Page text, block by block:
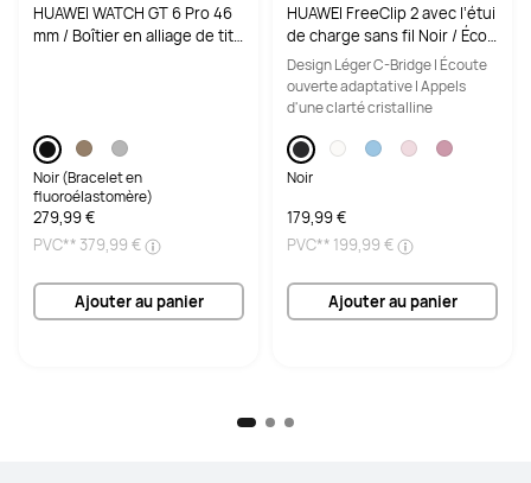
HUAWEI WATCH GT 6 Pro 46
mm / Boîtier en alliage de tita
onctionne avec iOS et Androi
d
Noir (Bracelet en
fluoroélastomère)
279,99 €
PVC** 379,99 €
Ajouter au panier
HUAWEI FreeClip 2 avec l‘étui
de charge sans fil Noir / Écou
teurs clip d‘oreille / Annulatio
n du bruit par l'IA lors des ap
pels / Écoute ouverte subver
Design Léger C-Bridge | Écoute
ouverte adaptative | Appels
d'une clarté cristalline
Noir
179,99 €
PVC** 199,99 €
Ajouter au panier